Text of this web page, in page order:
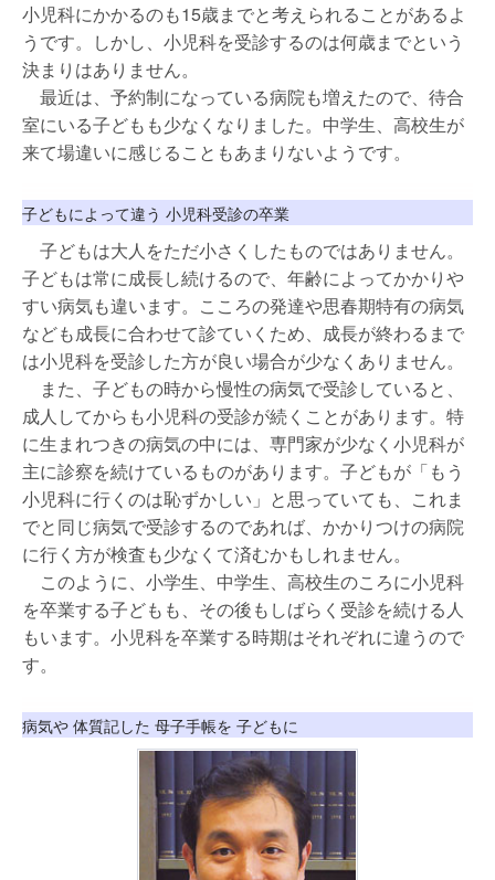
小児科にかかるのも15歳までと考えられることがあるよ
うです。しかし、小児科を受診するのは何歳までという
決まりはありません。
最近は、予約制になっている病院も増えたので、待合
室にいる子どもも少なくなりました。中学生、高校生が
来て場違いに感じることもあまりないようです。
子どもによって違う 小児科受診の卒業
子どもは大人をただ小さくしたものではありません。
子どもは常に成長し続けるので、年齢によってかかりや
すい病気も違います。こころの発達や思春期特有の病気
なども成長に合わせて診ていくため、成長が終わるまで
は小児科を受診した方が良い場合が少なくありません。
また、子どもの時から慢性の病気で受診していると、
成人してからも小児科の受診が続くことがあります。特
に生まれつきの病気の中には、専門家が少なく小児科が
主に診察を続けているものがあります。子どもが「もう
小児科に行くのは恥ずかしい」と思っていても、これま
でと同じ病気で受診するのであれば、かかりつけの病院
に行く方が検査も少なくて済むかもしれません。
このように、小学生、中学生、高校生のころに小児科
を卒業する子どもも、その後もしばらく受診を続ける人
もいます。小児科を卒業する時期はそれぞれに違うので
す。
病気や 体質記した 母子手帳を 子どもに